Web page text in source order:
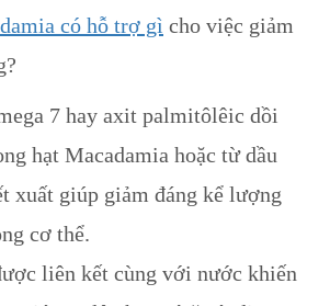
có hỗ trợ gì cho việc giảm
7 hay axit palmitôlêic dồi
hạt Macadamia hoặc từ dầu
xuất giúp giảm đáng kể lượng
cơ thể.
liên kết cùng với nước khiến